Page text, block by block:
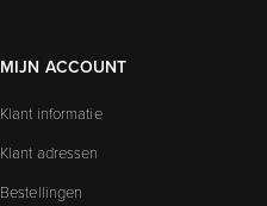
MIJN ACCOUNT
Klant informatie
Klant adressen
Bestellingen